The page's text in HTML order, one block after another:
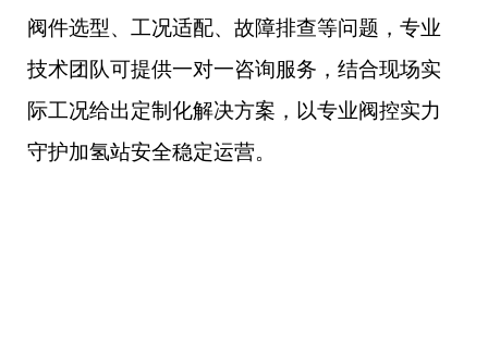
阀件选型、工况适配、故障排查等问题，专业
技术团队可提供一对一咨询服务，结合现场实
际工况给出定制化解决方案，以专业阀控实力
守护加氢站安全稳定运营。